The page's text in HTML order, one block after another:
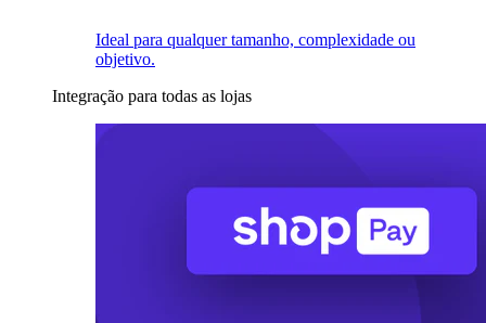
Ideal para qualquer tamanho, complexidade ou
objetivo.
Integração para todas as lojas